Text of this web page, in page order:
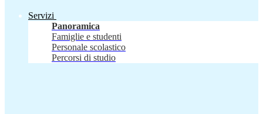
Servizi
Panoramica
Famiglie e studenti
Personale scolastico
Percorsi di studio